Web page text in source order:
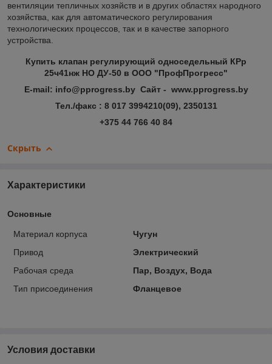
вентиляции тепличных хозяйств и в других областях народного
хозяйства, как для автоматического регулирования
технологических процессов, так и в качестве запорного
устройства.
Купить клапан регулирующий односедельный КРр
25ч41нж НО ДУ-50 в ООО "ПрофПрогресс"
E-mail: info@pprogress.by Сайт - www.pprogress.by
Тел./факс : 8 017 3994210(09), 2350131
+375 44 766 40 84
Скрыть
Характеристики
Основные
Материал корпуса
Чугун
Привод
Электрический
Рабочая среда
Пар, Воздух, Вода
Тип присоединения
Фланцевое
Условия доставки